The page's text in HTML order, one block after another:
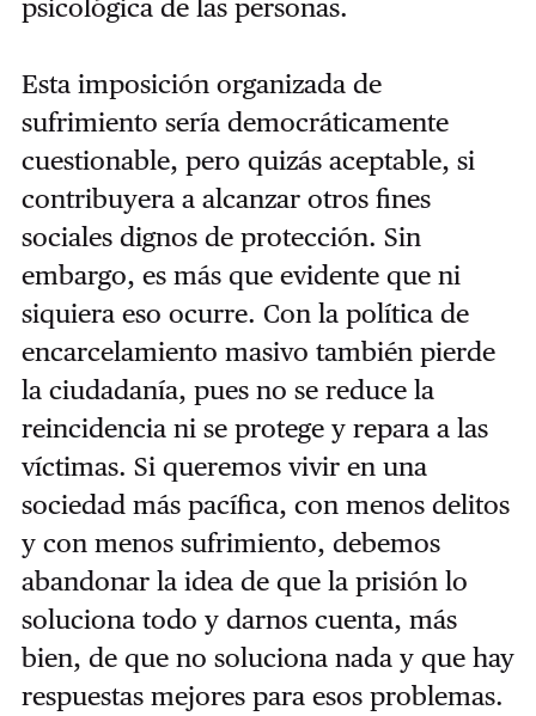
psicológica de las personas.
Esta imposición organizada de
sufrimiento sería democráticamente
cuestionable, pero quizás aceptable, si
contribuyera a alcanzar otros fines
sociales dignos de protección. Sin
embargo, es más que evidente que ni
siquiera eso ocurre. Con la política de
encarcelamiento masivo también pierde
la ciudadanía, pues no se reduce la
reincidencia ni se protege y repara a las
víctimas. Si queremos vivir en una
sociedad más pacífica, con menos delitos
y con menos sufrimiento, debemos
abandonar la idea de que la prisión lo
soluciona todo y darnos cuenta, más
bien, de que no soluciona nada y que hay
respuestas mejores para esos problemas.